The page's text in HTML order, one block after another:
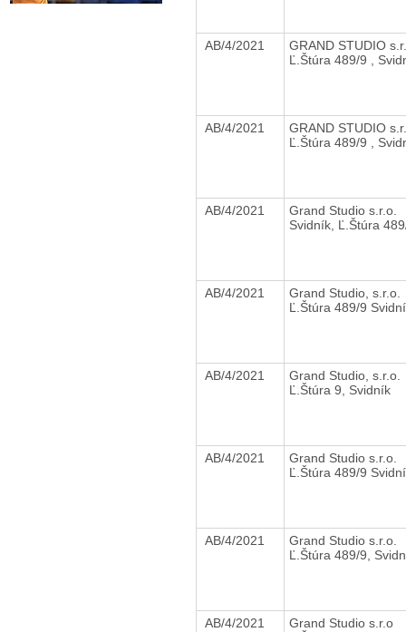
AB/4/2021
GRAND STUDIO
Ľ.Štúra 489/9 ,
AB/4/2021
GRAND STUDIO
Ľ.Štúra 489/9 ,
AB/4/2021
Grand Studio s.r.o.
Svidník, Ľ.Štúra
AB/4/2021
Grand Studio, s.r.o.
Ľ.Štúra 489/9
AB/4/2021
Grand Studio, s.r.o.
Ľ.Štúra 9, Svidník
AB/4/2021
Grand Studio s.r.o.
Ľ.Štúra 489/9
AB/4/2021
Grand Studio s.r.o.
Ľ.Štúra 489/9,
AB/4/2021
Grand Studio s.r.o